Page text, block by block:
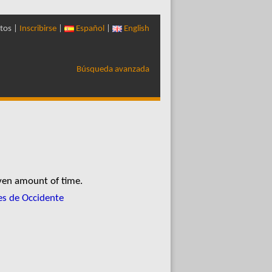
| Inscribirse Español English
Búsqueda avanzada
amount of time.
de Occidente